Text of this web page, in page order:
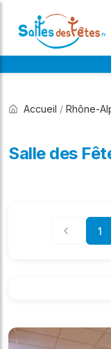
Accueil / Rhône-
Salle des
1